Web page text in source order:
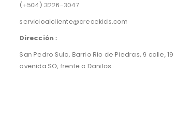
(+504) 3226-3047
servicioalcliente@crecekids.com
Dirección :
San Pedro Sula, Barrio Rio de Piedras, 9 calle, 19
avenida SO, frente a Danilos